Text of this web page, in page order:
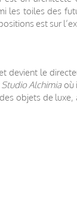
les toiles des
est sur
devient le
Studio Alchimiaoù
objets de luxe,